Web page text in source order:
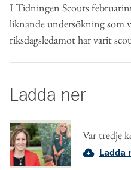
I Tidningen Scouts
liknande undersökning som
riksdagsledamot har varit
Ladda ner
Var tredje
Ladda